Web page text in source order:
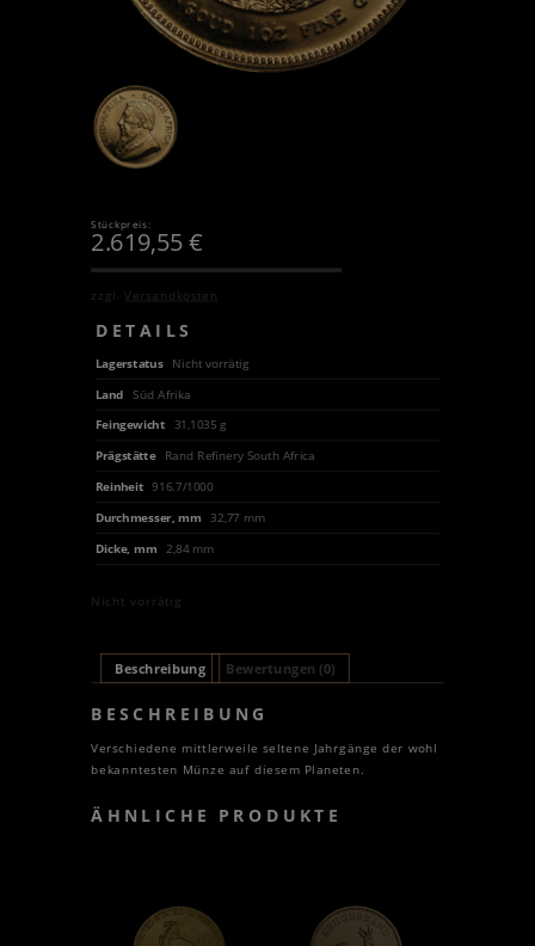
Stückpreis:
2.619,55€
zzgl.Versandkosten
DETAILS
Lagerstatus
Nicht vorrätig
Land
Süd Afrika
Feingewicht
31,1035 g
Prägstätte
Rand Refinery South Africa
Reinheit 916.7/1000
Durchmesser, mm
32,77 mm
Dicke, mm
2,84 mm
Nicht vorrätig
Beschreibung Bewertungen (0)
BESCHREIBUNG
Verschiedene mittlerweile seltene Jahrgänge der wohl
bekanntesten Münze auf diesem Planeten.
ÄHNLICHE PRODUKTE